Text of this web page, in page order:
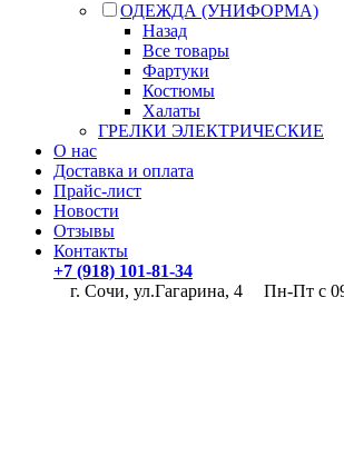
ОДЕЖДА (УНИФОРМА)
Назад
Все товары
Фартуки
Костюмы
Халаты
ГРЕЛКИ ЭЛЕКТРИЧЕСКИЕ
О нас
Доставка и оплата
Прайс-лист
Новости
Отзывы
Контакты
+7 (918) 101-81-34
г. Сочи, ул.Гагарина, 4
Пн-Пт с